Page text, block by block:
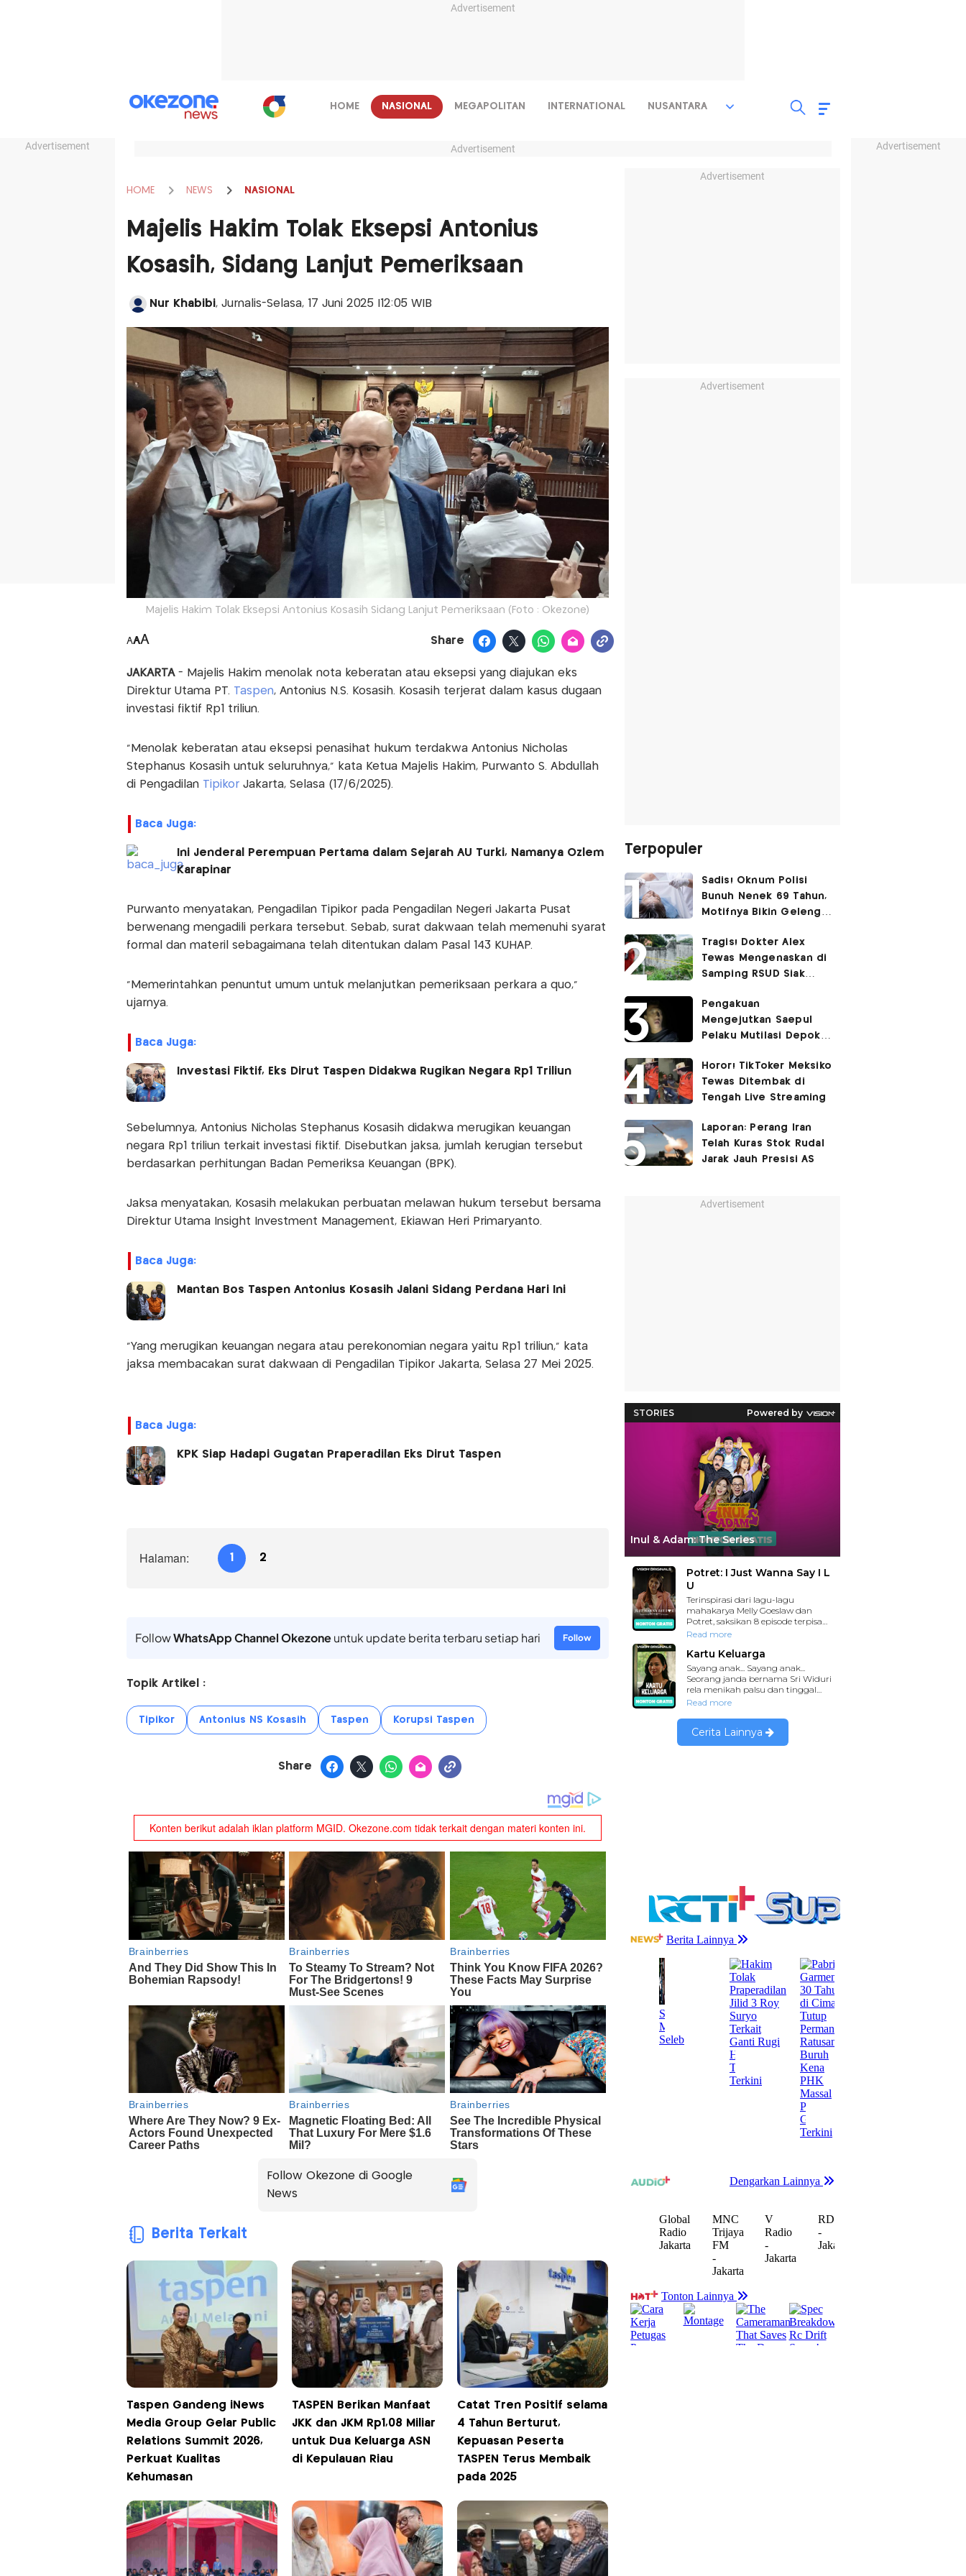
Advertisement
Advertisement Advertisement
HOME NASIONAL MEGAPOLITAN INTERNATIONAL NUSANTARA
Advertisement
HOME NEWS NASIONAL
Majelis Hakim Tolak Eksepsi Antonius
Kosasih, Sidang Lanjut Pemeriksaan
Nur Khabibi, Jurnalis-Selasa, 17 Juni 2025 |12:05 WIB
Majelis Hakim Tolak Eksepsi Antonius Kosasih Sidang Lanjut Pemeriksaan (Foto : Okezone)
AAA Share
JAKARTA - Majelis Hakim menolak nota keberatan atau eksepsi yang diajukan eks
Direktur Utama PT. Taspen, Antonius N.S. Kosasih. Kosasih terjerat dalam kasus dugaan
investasi fiktif Rp1 triliun.
"Menolak keberatan atau eksepsi penasihat hukum terdakwa Antonius Nicholas
Stephanus Kosasih untuk seluruhnya," kata Ketua Majelis Hakim, Purwanto S. Abdullah
di Pengadilan Tipikor Jakarta, Selasa (17/6/2025).
Baca Juga:
Ini Jenderal Perempuan Pertama dalam Sejarah AU Turki, Namanya Ozlem
Karapinar
Purwanto menyatakan, Pengadilan Tipikor pada Pengadilan Negeri Jakarta Pusat
berwenang mengadili perkara tersebut. Sebab, surat dakwaan telah memenuhi syarat
formal dan materil sebagaimana telah ditentukan dalam Pasal 143 KUHAP.
"Memerintahkan penuntut umum untuk melanjutkan pemeriksaan perkara a quo,"
ujarnya.
Baca Juga:
Investasi Fiktif, Eks Dirut Taspen Didakwa Rugikan Negara Rp1 Triliun
Sebelumnya, Antonius Nicholas Stephanus Kosasih didakwa merugikan keuangan
negara Rp1 triliun terkait investasi fiktif. Disebutkan jaksa, jumlah kerugian tersebut
berdasarkan perhitungan Badan Pemeriksa Keuangan (BPK).
Jaksa menyatakan, Kosasih melakukan perbuatan melawan hukum tersebut bersama
Direktur Utama Insight Investment Management, Ekiawan Heri Primaryanto.
Baca Juga:
Mantan Bos Taspen Antonius Kosasih Jalani Sidang Perdana Hari Ini
"Yang merugikan keuangan negara atau perekonomian negara yaitu Rp1 triliun," kata
jaksa membacakan surat dakwaan di Pengadilan Tipikor Jakarta, Selasa 27 Mei 2025.
Baca Juga:
KPK Siap Hadapi Gugatan Praperadilan Eks Dirut Taspen
Halaman: 1 2
FollowWhatsApp Channel Okezoneuntuk update berita terbaru setiap hari Follow
Topik Artikel :
Tipikor Antonius NS Kosasih Taspen Korupsi Taspen
Share
Follow Okezone di Google
News
Berita Terkait
Taspen Gandeng iNews
Media Group Gelar Public
Relations Summit 2026,
Perkuat Kualitas
Kehumasan
TASPEN Berikan Manfaat
JKK dan JKM Rp1,08 Miliar
untuk Dua Keluarga ASN
di Kepulauan Riau
Catat Tren Positif selama
4 Tahun Berturut,
Kepuasan Peserta
TASPEN Terus Membaik
pada 2025
Advertisement
Advertisement
Terpopuler
Sadis! Oknum Polisi
Bunuh Nenek 69 Tahun,
Motifnya Bikin Geleng
Tragis! Dokter Alex
Tewas Mengenaskan di
Samping RSUD Siak
Rocuronium
Pengakuan
Mengejutkan Saepul
Pelaku Mutilasi Depok:
Korban di Kontrakan
Horor! TikToker Meksiko
Tewas Ditembak di
Tengah Live Streaming
Laporan: Perang Iran
Telah Kuras Stok Rudal
Jarak Jauh Presisi AS
Advertisement